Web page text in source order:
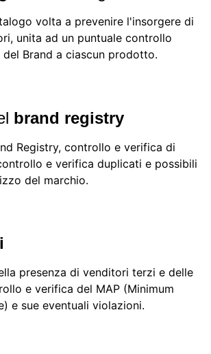
volta a prevenire l'insorgere di
unita ad un puntuale controllo
del Brand a ciascun prodotto.
brand registry
Registry, controllo e verifica di
e verifica duplicati e possibili
del marchio.
presenza di venditori terzi e delle
e verifica del MAP (Minimum
e sue eventuali violazioni.